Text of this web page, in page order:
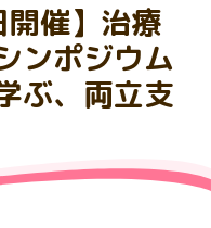
開催】治療
ンポジウム
ぶ、両立支